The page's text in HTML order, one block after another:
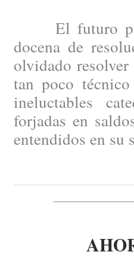
El futuro
docena de
olvidado
tan poco
ineluctables
forjadas en
entendidos en su